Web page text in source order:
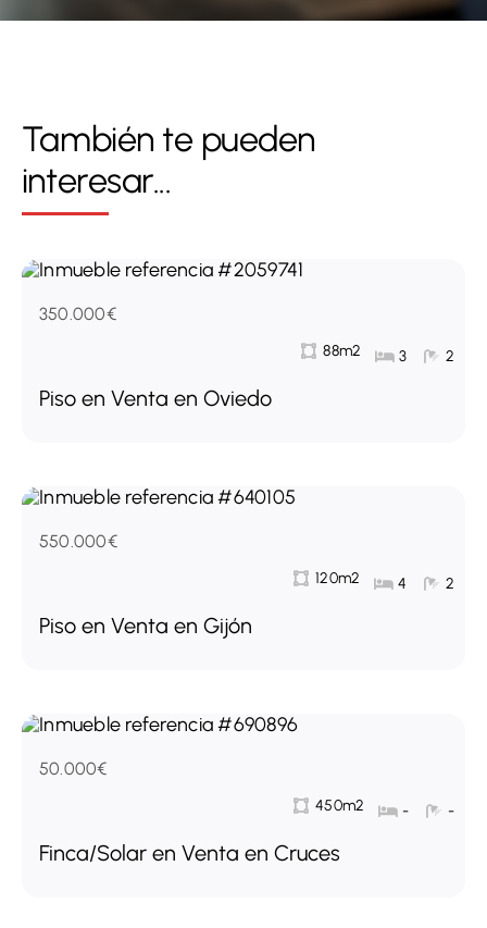
También te pueden
interesar...
350.000€
88m2 3 2
Piso en Venta en Oviedo
550.000€
120m2 4 2
Piso en Venta en Gijón
50.000€
450m2 - -
Finca/Solar en Venta en Cruces